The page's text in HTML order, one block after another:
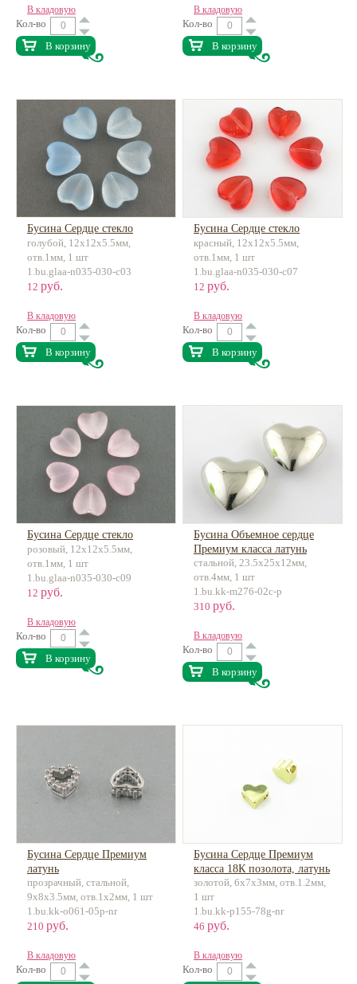
В кладовую
Кол-во
В корзину
В кладовую
Кол-во
В корзину
Бусина Сердце стекло
голубой, 12x12x5.5мм,
отв.1мм, 1 шт
1.bu.glaa-n035-030-c03
12 руб.
В кладовую
Кол-во
В корзину
Бусина Сердце стекло
красный, 12x12x5.5мм,
отв.1мм, 1 шт
1.bu.glaa-n035-030-c07
12 руб.
В кладовую
Кол-во
В корзину
Бусина Сердце стекло
розовый, 12x12x5.5мм,
отв.1мм, 1 шт
1.bu.glaa-n035-030-c09
12 руб.
В кладовую
Кол-во
В корзину
Бусина Объемное сердце
Премиум класса латунь
стальной, 23.5x25x12мм,
отв.4мм, 1 шт
1.bu.kk-m276-02c-p
310 руб.
В кладовую
Кол-во
В корзину
Бусина Сердце Премиум
латунь
прозрачный, стальной,
9х8х3.5мм, отв.1х2мм, 1 шт
1.bu.kk-o061-05p-nr
210 руб.
В кладовую
Кол-во
Бусина Сердце Премиум
класса 18К позолота, латунь
золотой, 6х7х3мм, отв.1.2мм,
1 шт
1.bu.kk-p155-78g-nr
46 руб.
В кладовую
Кол-во